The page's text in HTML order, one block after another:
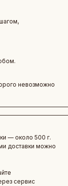
невозможно
— около 500 г.
доставки можно
сервис